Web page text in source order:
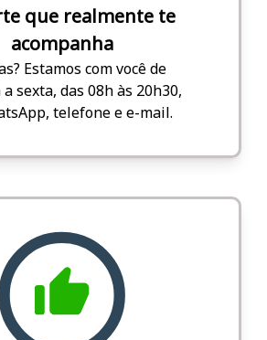
que realmente te
acompanha
Estamos com você de
sexta, das 08h às 20h30,
telefone e e-mail.